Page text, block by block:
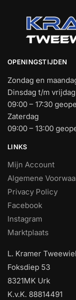
OPENINGSTIJDEN
Zondag en
Dinsdag t/m
09:00 – 17:30
Zaterdag
09:00 – 13:00
LINKS
Mijn Account
Algemene
Privacy Policy
Facebook
Instagram
Marktplaats
L. Kramer
Foksdiep 53
8321MK Urk
K.v.K. 88814491